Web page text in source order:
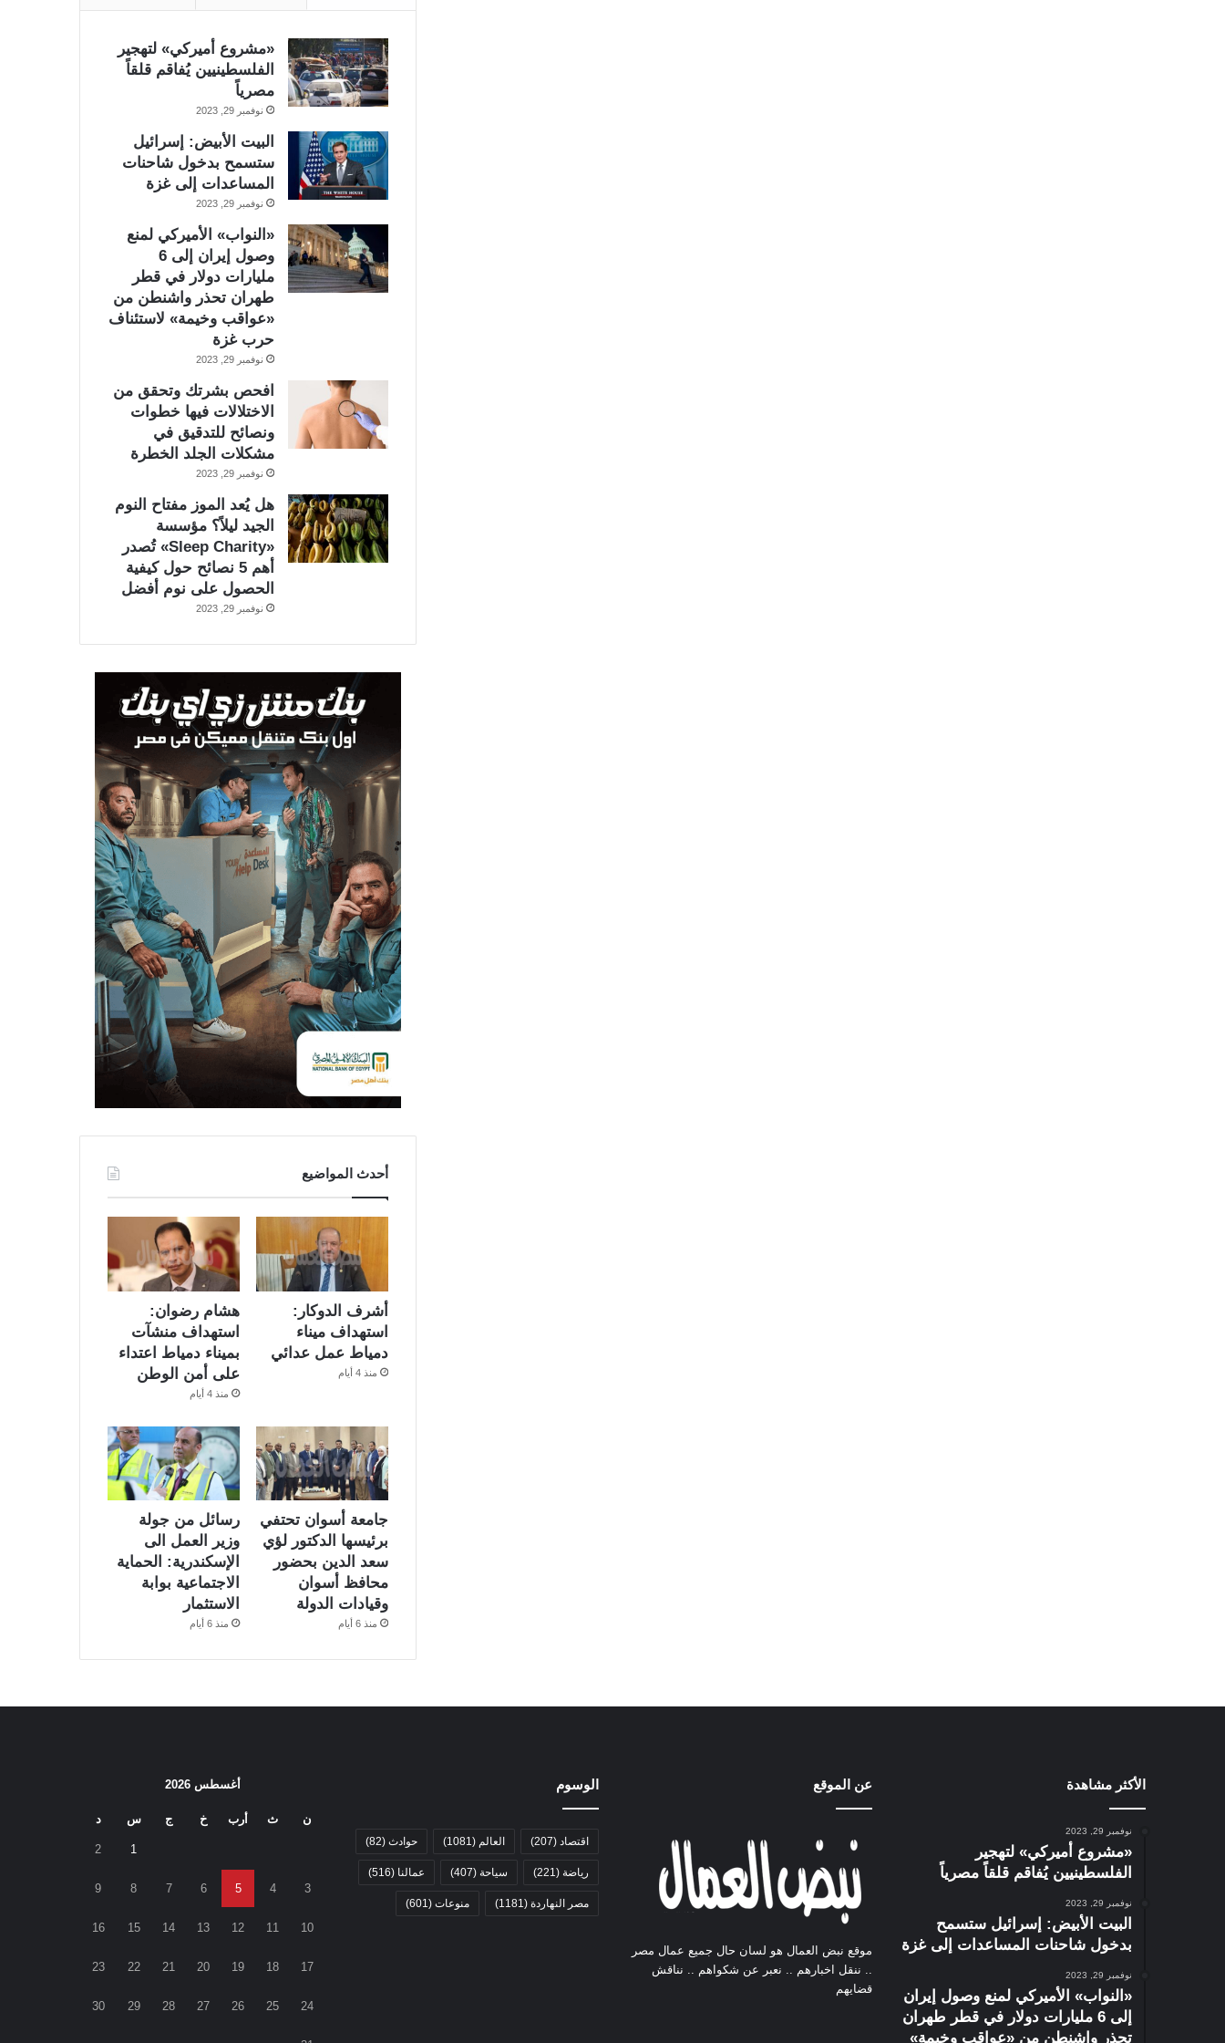
«مشروع أميركي» لتهجير
الفلسطينيين يُفاقم قلقاً
مصرياً
نوفمبر 29, 2023
البيت الأبيض: إسرائيل
ستسمح بدخول شاحنات
المساعدات إلى غزة
نوفمبر 29, 2023
«النواب» الأميركي لمنع
وصول إيران إلى 6
مليارات دولار في قطر
طهران تحذر واشنطن من
«عواقب وخيمة» لاستئناف
حرب غزة
نوفمبر 29, 2023
افحص بشرتك وتحقق من
الاختلالات فيها خطوات
ونصائح للتدقيق في
مشكلات الجلد الخطرة
نوفمبر 29, 2023
هل يُعد الموز مفتاح النوم
الجيد ليلاً؟ مؤسسة
«Sleep Charity» تُصدر
أهم 5 نصائح حول كيفية
الحصول على نوم أفضل
نوفمبر 29, 2023
أحدث المواضيع
أشرف الدوكار:
استهداف ميناء
دمياط عمل عدائي
منذ 4 أيام
هشام رضوان:
استهداف منشآت
بميناء دمياط اعتداء
على أمن الوطن
منذ 4 أيام
جامعة أسوان تحتفي
برئيسها الدكتور لؤي
سعد الدين بحضور
محافظ أسوان
وقيادات الدولة
منذ 6 أيام
رسائل من جولة
وزير العمل الى
الإسكندرية: الحماية
الاجتماعية بوابة
الاستثمار
منذ 6 أيام
الأكثر مشاهدة
نوفمبر 29, 2023
«مشروع أميركي» لتهجير
الفلسطينيين يُفاقم قلقاً مصرياً
نوفمبر 29, 2023
البيت الأبيض: إسرائيل ستسمح
بدخول شاحنات المساعدات إلى غزة
نوفمبر 29, 2023
«النواب» الأميركي لمنع وصول إيران
إلى 6 مليارات دولار في قطر طهران
تحذر واشنطن من «عواقب وخيمة»
عن الموقع
موقع نبض العمال هو لسان حال جميع عمال مصر
.. ننقل اخبارهم .. نعبر عن شكواهم .. نناقش
قضايهم
الوسوم
اقتصاد (207) العالم (1081) حوادث (82)
رياضة (221) سياحة (407) عمالنا (516)
مصر النهاردة (1181) منوعات (601)
أغسطس 2026
ن ث أرب خ ج س د
1
2
3
4
5
6
7
8
9
10
11
12
13
14
15
16
17
18
19
20
21
22
23
24
25
26
27
28
29
30